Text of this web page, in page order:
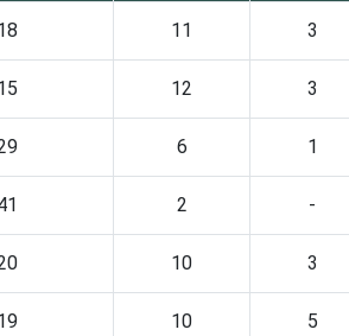
11 3
12 3
6 1
2 -
10 3
10 5